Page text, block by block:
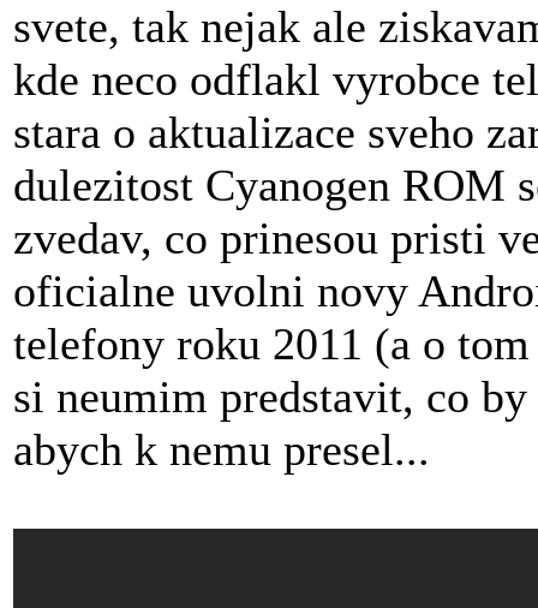
svete, tak nejak ale
kde neco odflakl vyrobce
stara o aktualizace sveho
dulezitost Cyanogen ROM
zvedav, co prinesou pristi
oficialne uvolni novy
telefony roku 2011 (a o
si neumim predstavit, co
abych k nemu presel...